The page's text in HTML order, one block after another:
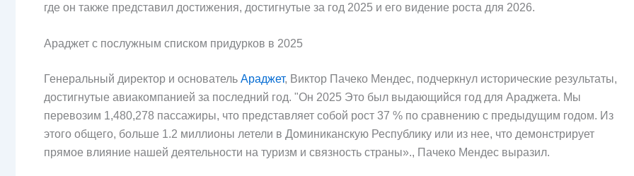
где он также представил достижения, достигнутые за год 2025 и его видение роста для 2026.
Араджет с послужным списком придурков в 2025
Генеральный директор и основатель Араджет, Виктор Пачеко Мендес, подчеркнул исторические результаты,
достигнутые авиакомпанией за последний год. "Он 2025 Это был выдающийся год для Араджета. Мы
перевозим 1,480,278 пассажиры, что представляет собой рост 37 % по сравнению с предыдущим годом. Из
этого общего, больше 1.2 миллионы летели в Доминиканскую Республику или из нее, что демонстрирует
прямое влияние нашей деятельности на туризм и связность страны»., Пачеко Мендес выразил.